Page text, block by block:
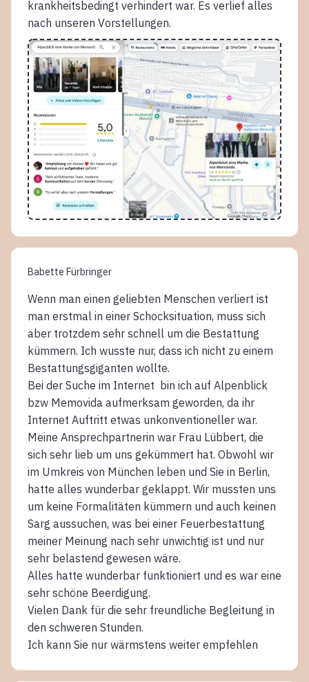
krankheitsbedingt verhindert war. Es verlief alles
nach unseren Vorstellungen.
Babette Fürbringer
Wenn man einen geliebten Menschen verliert ist
man erstmal in einer Schocksituation, muss sich
aber trotzdem sehr schnell um die Bestattung
kümmern. Ich wusste nur, dass ich nicht zu einem
Bestattungsgiganten wollte.
Bei der Suche im Internet bin ich auf Alpenblick
bzw Memovida aufmerksam geworden, da ihr
Internet Auftritt etwas unkonventioneller war.
Meine Ansprechpartnerin war Frau Lübbert, die
sich sehr lieb um uns gekümmert hat. Obwohl wir
im Umkreis von München leben und Sie in Berlin,
hatte alles wunderbar geklappt. Wir mussten uns
um keine Formalitäten kümmern und auch keinen
Sarg aussuchen, was bei einer Feuerbestattung
meiner Meinung nach sehr unwichtig ist und nur
sehr belastend gewesen wäre.
Alles hatte wunderbar funktioniert und es war eine
sehr schöne Beerdigung.
Vielen Dank für die sehr freundliche Begleitung in
den schweren Stunden.
Ich kann Sie nur wärmstens weiter empfehlen